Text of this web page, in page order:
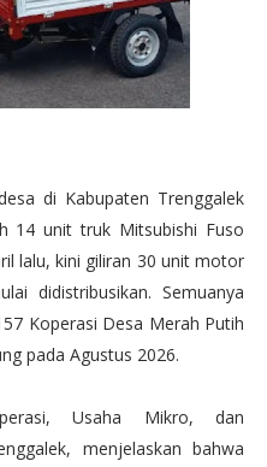
di Kabupaten Trenggalek
14 unit truk Mitsubishi Fuso
lalu, kini giliran 30 unit motor
didistribusikan. Semuanya
Koperasi Desa Merah Putih
pada Agustus 2026.
Usaha Mikro, dan
menjelaskan bahwa